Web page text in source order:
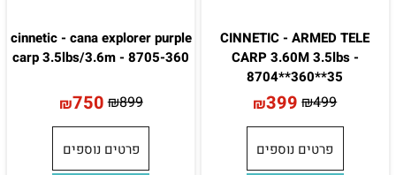
CINNETIC - ARMED TELE
CARP 3.60M 3.5lbs -
8704**360**35
₪499
₪399
פרטים נוספים
cinnetic - cana explorer purple
carp 3.5lbs/3.6m - 8705-360
₪899
₪750
פרטים נוספים